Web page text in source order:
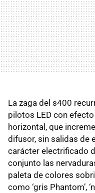
La zaga del s400
pilotos LED con
horizontal, que
difusor, sin salidas de
carácter electrificado
conjunto las
paleta de colores
como ‘gris Phantom’,